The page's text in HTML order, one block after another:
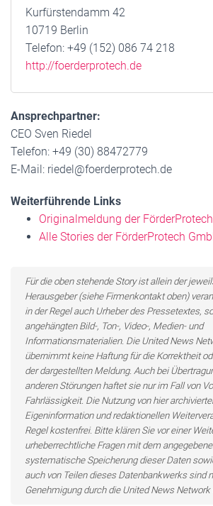
Kurfürstendamm 42
10719 Berlin
Telefon: +49 (152) 086 74 218
http://foerderprotech.de
Ansprechpartner:
CEO Sven Riedel
Telefon: +49 (30) 88472779
E-Mail: riedel@foerderprotech.de
Weiterführende Links
Originalmeldung der
Alle Stories der FörderProtech
Für die oben stehende Story ist allein der
Herausgeber (siehe Firmenkontakt oben)
in der Regel auch Urheber des Pressetextes,
angehängten Bild-, Ton-, Video-, Medien- und
Informationsmaterialien. Die United News
übernimmt keine Haftung für die Korrektheit
der dargestellten Meldung. Auch bei
anderen Störungen haftet sie nur im Fall von
Fahrlässigkeit. Die Nutzung von hier
Eigeninformation und redaktionellen
Regel kostenfrei. Bitte klären Sie vor einer
urheberrechtliche Fragen mit dem
systematische Speicherung dieser Daten
auch von Teilen dieses Datenbankwerks sind
Genehmigung durch die United News